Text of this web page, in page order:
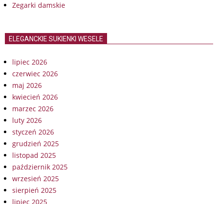
Zegarki damskie
ELEGANCKIE SUKIENKI WESELE
lipiec 2026
czerwiec 2026
maj 2026
kwiecień 2026
marzec 2026
luty 2026
styczeń 2026
grudzień 2025
listopad 2025
październik 2025
wrzesień 2025
sierpień 2025
lipiec 2025